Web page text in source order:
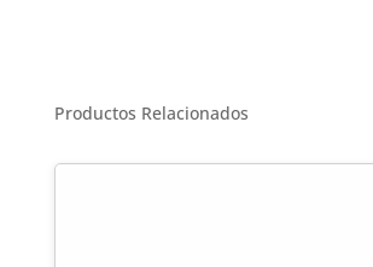
Productos Relacionados